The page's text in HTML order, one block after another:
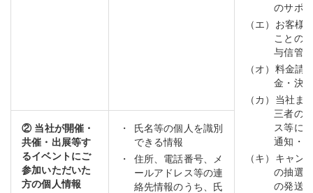
のサポ
（エ）お客様
ことの
与信管
（オ）料金請
金・決
（カ）当社ま
三者の
ス等に
通知・
（キ）キャン
の抽選
の発送
② 当社が開催・
共催・出展等す
るイベントにご
参加いただいた
方の個人情報
氏名等の個人を識別
できる情報
住所、電話番号、メ
ールアドレス等の連
絡先情報のうち、氏